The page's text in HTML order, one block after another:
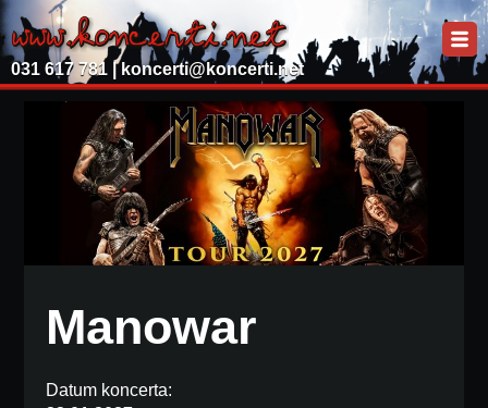
031 617 781 | koncerti@koncerti.net
Manowar
Datum koncerta: